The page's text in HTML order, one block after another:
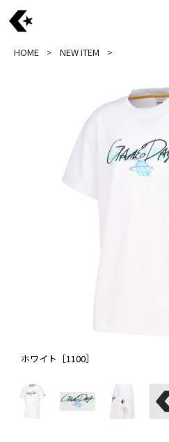
HOME NEW ITEM
ホワイト［1100］